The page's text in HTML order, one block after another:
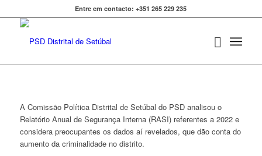
Entre em contacto: +351 265 229 235
A Comissão Política Distrital de Setúbal do PSD analisou o
Relatório Anual de Segurança Interna (RASI) referentes a 2022 e
considera preocupantes os dados aí revelados, que dão conta do
aumento da criminalidade no distrito.